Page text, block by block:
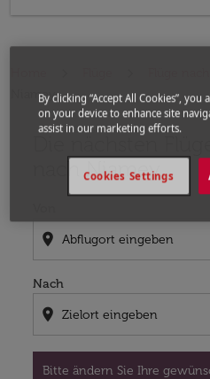
Niamey
Die nächsten
nach Niamey
location_on
Nach
location_on
Bitte ändern Sie Ihre
Bitte ändern Sie Ihre
By clicking “Accept All Cookies”,
on your device to enhance site
assist in our marketing efforts.
Cookies Settings